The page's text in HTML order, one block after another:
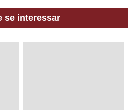
se interessar